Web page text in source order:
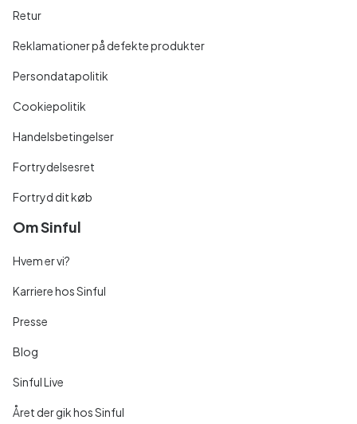
Retur
Reklamationer på defekte produkter
Persondatapolitik
Cookiepolitik
Handelsbetingelser
Fortrydelsesret
Fortryd dit køb
Om Sinful
Hvem er vi?
Karriere hos Sinful
Presse
Blog
Sinful Live
Året der gik hos Sinful